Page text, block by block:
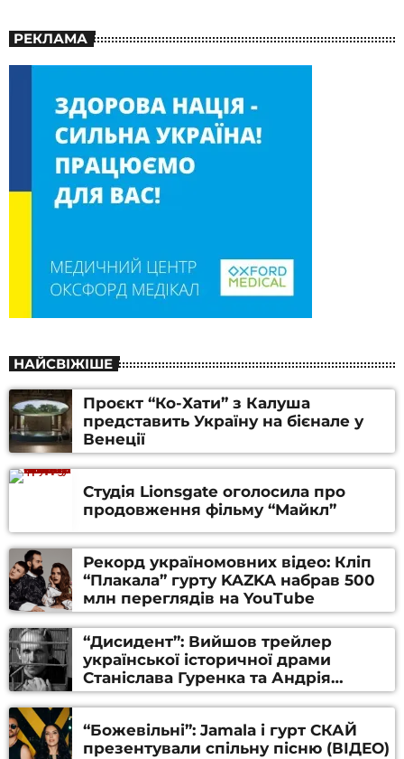
РЕКЛАМА
НАЙСВІЖІШЕ
Проєкт “Ко-Хати” з Калуша
представить Україну на бієнале у
Венеції
Студія Lionsgate оголосила про
продовження фільму “Майкл”
Рекорд україномовних відео: Кліп
“Плакала” гурту KAZKA набрав 500
млн переглядів на YouTube
“Дисидент”: Вийшов трейлер
української історичної драми
Станіслава Гуренка та Андрія
Алфьорова (ВІДЕО)
“Божевільні”: Jamala і гурт СКАЙ
презентували спільну пісню (ВІДЕО)